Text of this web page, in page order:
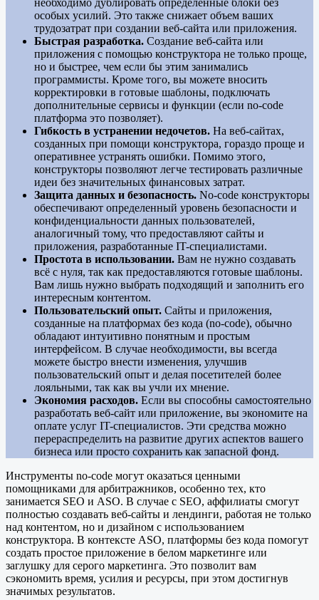
необходимо дублировать определенные блоки без
особых усилий. Это также снижает объем ваших
трудозатрат при создании веб-сайта или приложения.
Быстрая разработка. Создание веб-сайта или
приложения с помощью конструктора не только проще,
но и быстрее, чем если бы этим занимались
программисты. Кроме того, вы можете вносить
корректировки в готовые шаблоны, подключать
дополнительные сервисы и функции (если no-code
платформа это позволяет).
Гибкость в устранении недочетов. На веб-сайтах,
созданных при помощи конструктора, гораздо проще и
оперативнее устранять ошибки. Помимо этого,
конструкторы позволяют легче тестировать различные
идеи без значительных финансовых затрат.
Защита данных и безопасность. No-code конструкторы
обеспечивают определенный уровень безопасности и
конфиденциальности данных пользователей,
аналогичный тому, что предоставляют сайты и
приложения, разработанные IT-специалистами.
Простота в использовании. Вам не нужно создавать
всё с нуля, так как предоставляются готовые шаблоны.
Вам лишь нужно выбрать подходящий и заполнить его
интересным контентом.
Пользовательский опыт. Сайты и приложения,
созданные на платформах без кода (no-code), обычно
обладают интуитивно понятным и простым
интерфейсом. В случае необходимости, вы всегда
можете быстро внести изменения, улучшив
пользовательский опыт и делая посетителей более
лояльными, так как вы учли их мнение.
Экономия расходов. Если вы способны самостоятельно
разработать веб-сайт или приложение, вы экономите на
оплате услуг IT-специалистов. Эти средства можно
перераспределить на развитие других аспектов вашего
бизнеса или просто сохранить как запасной фонд.
Инструменты no-code могут оказаться ценными
помощниками для арбитражников, особенно тех, кто
занимается SEO и ASO. В случае с SEO, аффилиаты смогут
полностью создавать веб-сайты и лендинги, работая не только
над контентом, но и дизайном с использованием
конструктора. В контексте ASO, платформы без кода помогут
создать простое приложение в белом маркетинге или
заглушку для серого маркетинга. Это позволит вам
сэкономить время, усилия и ресурсы, при этом достигнув
значимых результатов.